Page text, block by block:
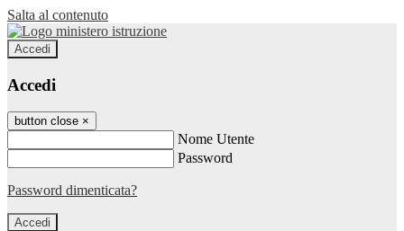
Salta al contenuto
Accedi
Accedi
button close ×
Nome Utente
Password
Password dimenticata?